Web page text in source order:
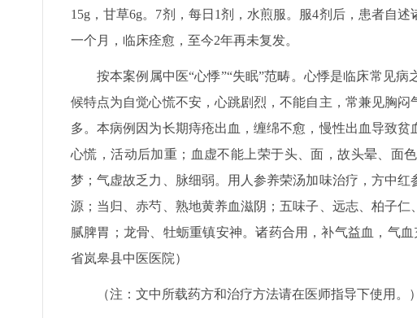
15g，甘草6g。7剂，每日1剂，水煎服。服4剂后，患者自
一个月，临床痊愈，至今2年再未复发。
按本案例属中医“心悸”“失眠”范畴。心悸是临床常见
候特点为自觉心慌不安，心跳剧烈，不能自主，常兼见胸
多。本病例因为长期痔疮出血，缠绵不愈，慢性出血导致
心慌，活动后加重；血虚不能上荣于头、面，故头晕、面
梦；气虚故乏力、脉细弱。用人参养荣汤加味治疗，方中
源；当归、赤芍、熟地黄养血滋阴；五味子、远志、柏子
腻脾胃；龙骨、牡蛎重镇安神。诸药合用，补气益血，气
省岚皋县中医医院）
（注：文中所载药方和治疗方法请在医师指导下使用。）